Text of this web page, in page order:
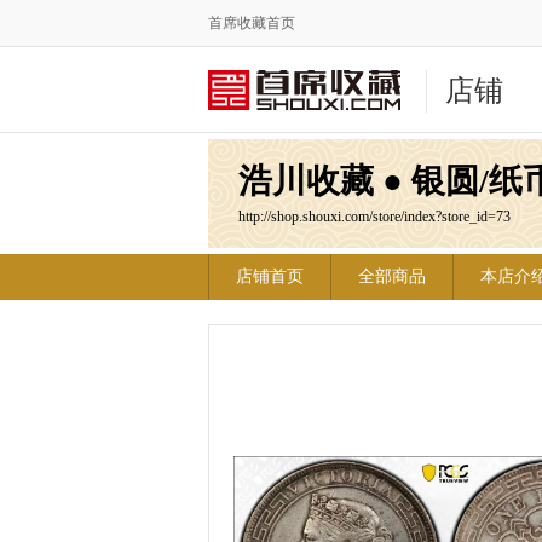
首席收藏首页
店铺
浩川收藏 ● 银圆/纸
http://shop.shouxi.com/store/index?store_id=73
店铺首页 全部商品 本店介